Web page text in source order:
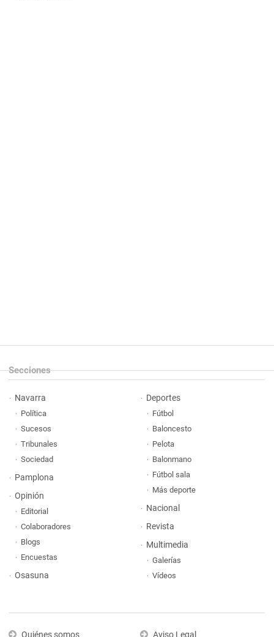
Secciones
Navarra
Política
Sucesos
Tribunales
Sociedad
Pamplona
Opinión
Editorial
Colaboradores
Blogs
Encuestas
Osasuna
Deportes
Fútbol
Baloncesto
Pelota
Balonmano
Fútbol sala
Más deporte
Nacional
Revista
Multimedia
Galerías
Vídeos